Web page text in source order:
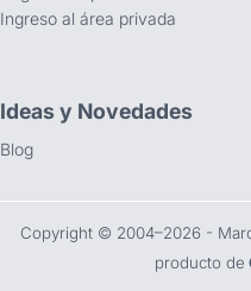
Ingreso al área privada
Ideas y Novedades
Blog
Copyright ©️ 2004–2026 -
producto de